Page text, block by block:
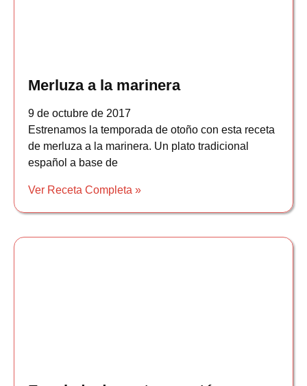
Merluza a la marinera
9 de octubre de 2017
Estrenamos la temporada de otoño con esta receta
de merluza a la marinera. Un plato tradicional
español a base de
Ver Receta Completa »